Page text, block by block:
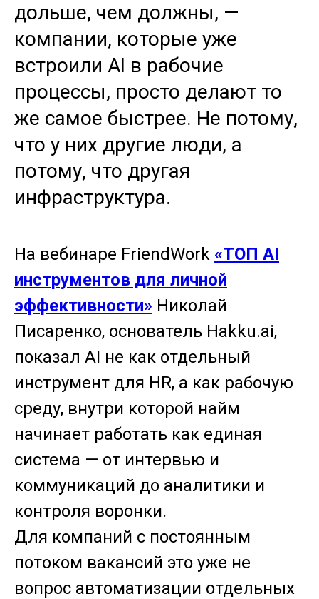
дольше, чем должны, —
компании, которые уже
встроили AI в рабочие
процессы, просто делают то
же самое быстрее. Не потому,
что у них другие люди, а
потому, что другая
инфраструктура.
На вебинаре FriendWork «ТОП AI
инструментов для личной
эффективности» Николай
Писаренко, основатель Hakku.ai,
показал AI не как отдельный
инструмент для HR, а как рабочую
среду, внутри которой найм
начинает работать как единая
система — от интервью и
коммуникаций до аналитики и
контроля воронки.
Для компаний с постоянным
потоком вакансий это уже не
вопрос автоматизации отдельных